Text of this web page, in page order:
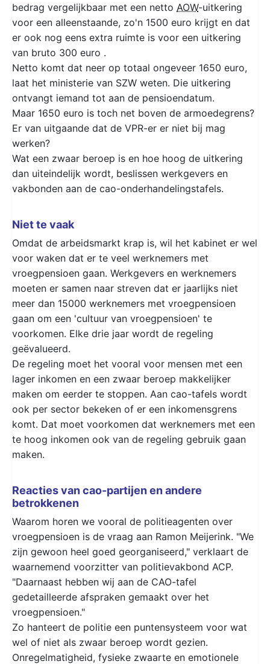
bedrag vergelijkbaar met een netto AOW-uitkering
voor een alleenstaande, zo'n 1500 euro krijgt en dat
er ook nog eens extra ruimte is voor een uitkering
van bruto 300 euro .
Netto komt dat neer op totaal ongeveer 1650 euro,
laat het ministerie van SZW weten. Die uitkering
ontvangt iemand tot aan de pensioendatum.
Maar 1650 euro is toch net boven de armoedegrens?
Er van uitgaande dat de VPR-er er niet bij mag
werken?
Wat een zwaar beroep is en hoe hoog de uitkering
dan uiteindelijk wordt, beslissen werkgevers en
vakbonden aan de cao-onderhandelingstafels.
Niet te vaak
Omdat de arbeidsmarkt krap is, wil het kabinet er wel
voor waken dat er te veel werknemers met
vroegpensioen gaan. Werkgevers en werknemers
moeten er samen naar streven dat er jaarlijks niet
meer dan 15000 werknemers met vroegpensioen
gaan om een 'cultuur van vroegpensioen' te
voorkomen. Elke drie jaar wordt de regeling
geëvalueerd.
De regeling moet het vooral voor mensen met een
lager inkomen en een zwaar beroep makkelijker
maken om eerder te stoppen. Aan cao-tafels wordt
ook per sector bekeken of er een inkomensgrens
komt. Dat moet voorkomen dat werknemers met een
te hoog inkomen ook van de regeling gebruik gaan
maken.
Reacties van cao-partijen en andere
betrokkenen
Waarom horen we vooral de politieagenten over
vroegpensioen is de vraag aan Ramon Meijerink. "We
zijn gewoon heel goed georganiseerd," verklaart de
waarnemend voorzitter van politievakbond ACP.
"Daarnaast hebben wij aan de CAO-tafel
gedetailleerde afspraken gemaakt over het
vroegpensioen."
Zo hanteert de politie een puntensysteem voor wat
wel of niet als zwaar beroep wordt gezien.
Onregelmatigheid, fysieke zwaarte en emotionele